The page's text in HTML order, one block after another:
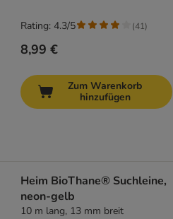
8,99 €
Rating: 4.3/5 (41)
Zum Warenkorb
hinzufügen
Heim BioThane® Suchleine,
neon-gelb
10 m lang, 13 mm breit